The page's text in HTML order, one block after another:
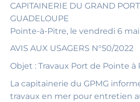
CAPITAINERIE DU GRAND
GUADELOUPE
Pointe-à-Pitre, le vendredi 6 mai
AVIS AUX USAGERS N°50/2022
Objet : Travaux Port de Pointe à
La capitainerie du GPMG
travaux en mer pour entretien